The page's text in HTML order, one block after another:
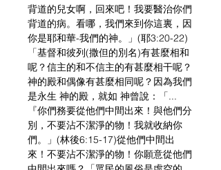
背道的兒女啊，回來吧！我要醫治你們
背道的病。看哪，我們來到你這裏，因
你是耶和華-我們的神。」(耶3:20-22)
「基督和彼列(撒但的別名)有甚麼相和
呢？信主的和不信主的有甚麼相干呢？
神的殿和偶像有甚麼相同呢？因為我們
是永生 神的殿，就如 神曾說：「...
『你們務要從他們中間出來！與他們分
別，不要沾不潔淨的物！我就收納你
們。」(林後6:15-17)從他們中間出
來！不要沾不潔淨的物！你願意從他們